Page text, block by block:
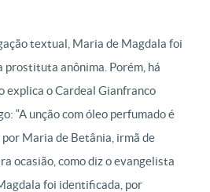
textual, Maria de Magdala foi
prostituta anônima. Porém, há
explica o Cardeal Gianfranco
“A unção com óleo perfumado é
Maria de Betânia, irmã de
ocasião, como diz o evangelista
foi identificada, por